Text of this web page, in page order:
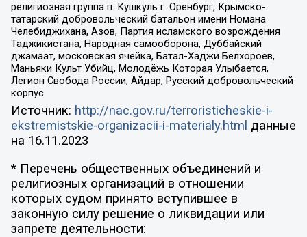
религиозная группа п. Кушкуль г. Оренбург, Крымско-
татарский добровольческий батальон имени Номана
Челебиджихана, Азов, Партия исламского возрождения
Таджикистана, Народная самооборона, Дуббайский
джамаат, московская ячейка, Батал-Хаджи Белхороев,
Маньяки Культ Убийц, Молодёжь Которая Улыбается,
Легион Свобода России, Айдар, Русский добровольческий
корпус
Источник: http://nac.gov.ru/terroristicheskie-i-
ekstremistskie-organizacii-i-materialy.html данные
на 16.11.2023
* Перечень общественных объединений и
религиозных организаций в отношении
которых судом принято вступившее в
законную силу решение о ликвидации или
запрете деятельности: